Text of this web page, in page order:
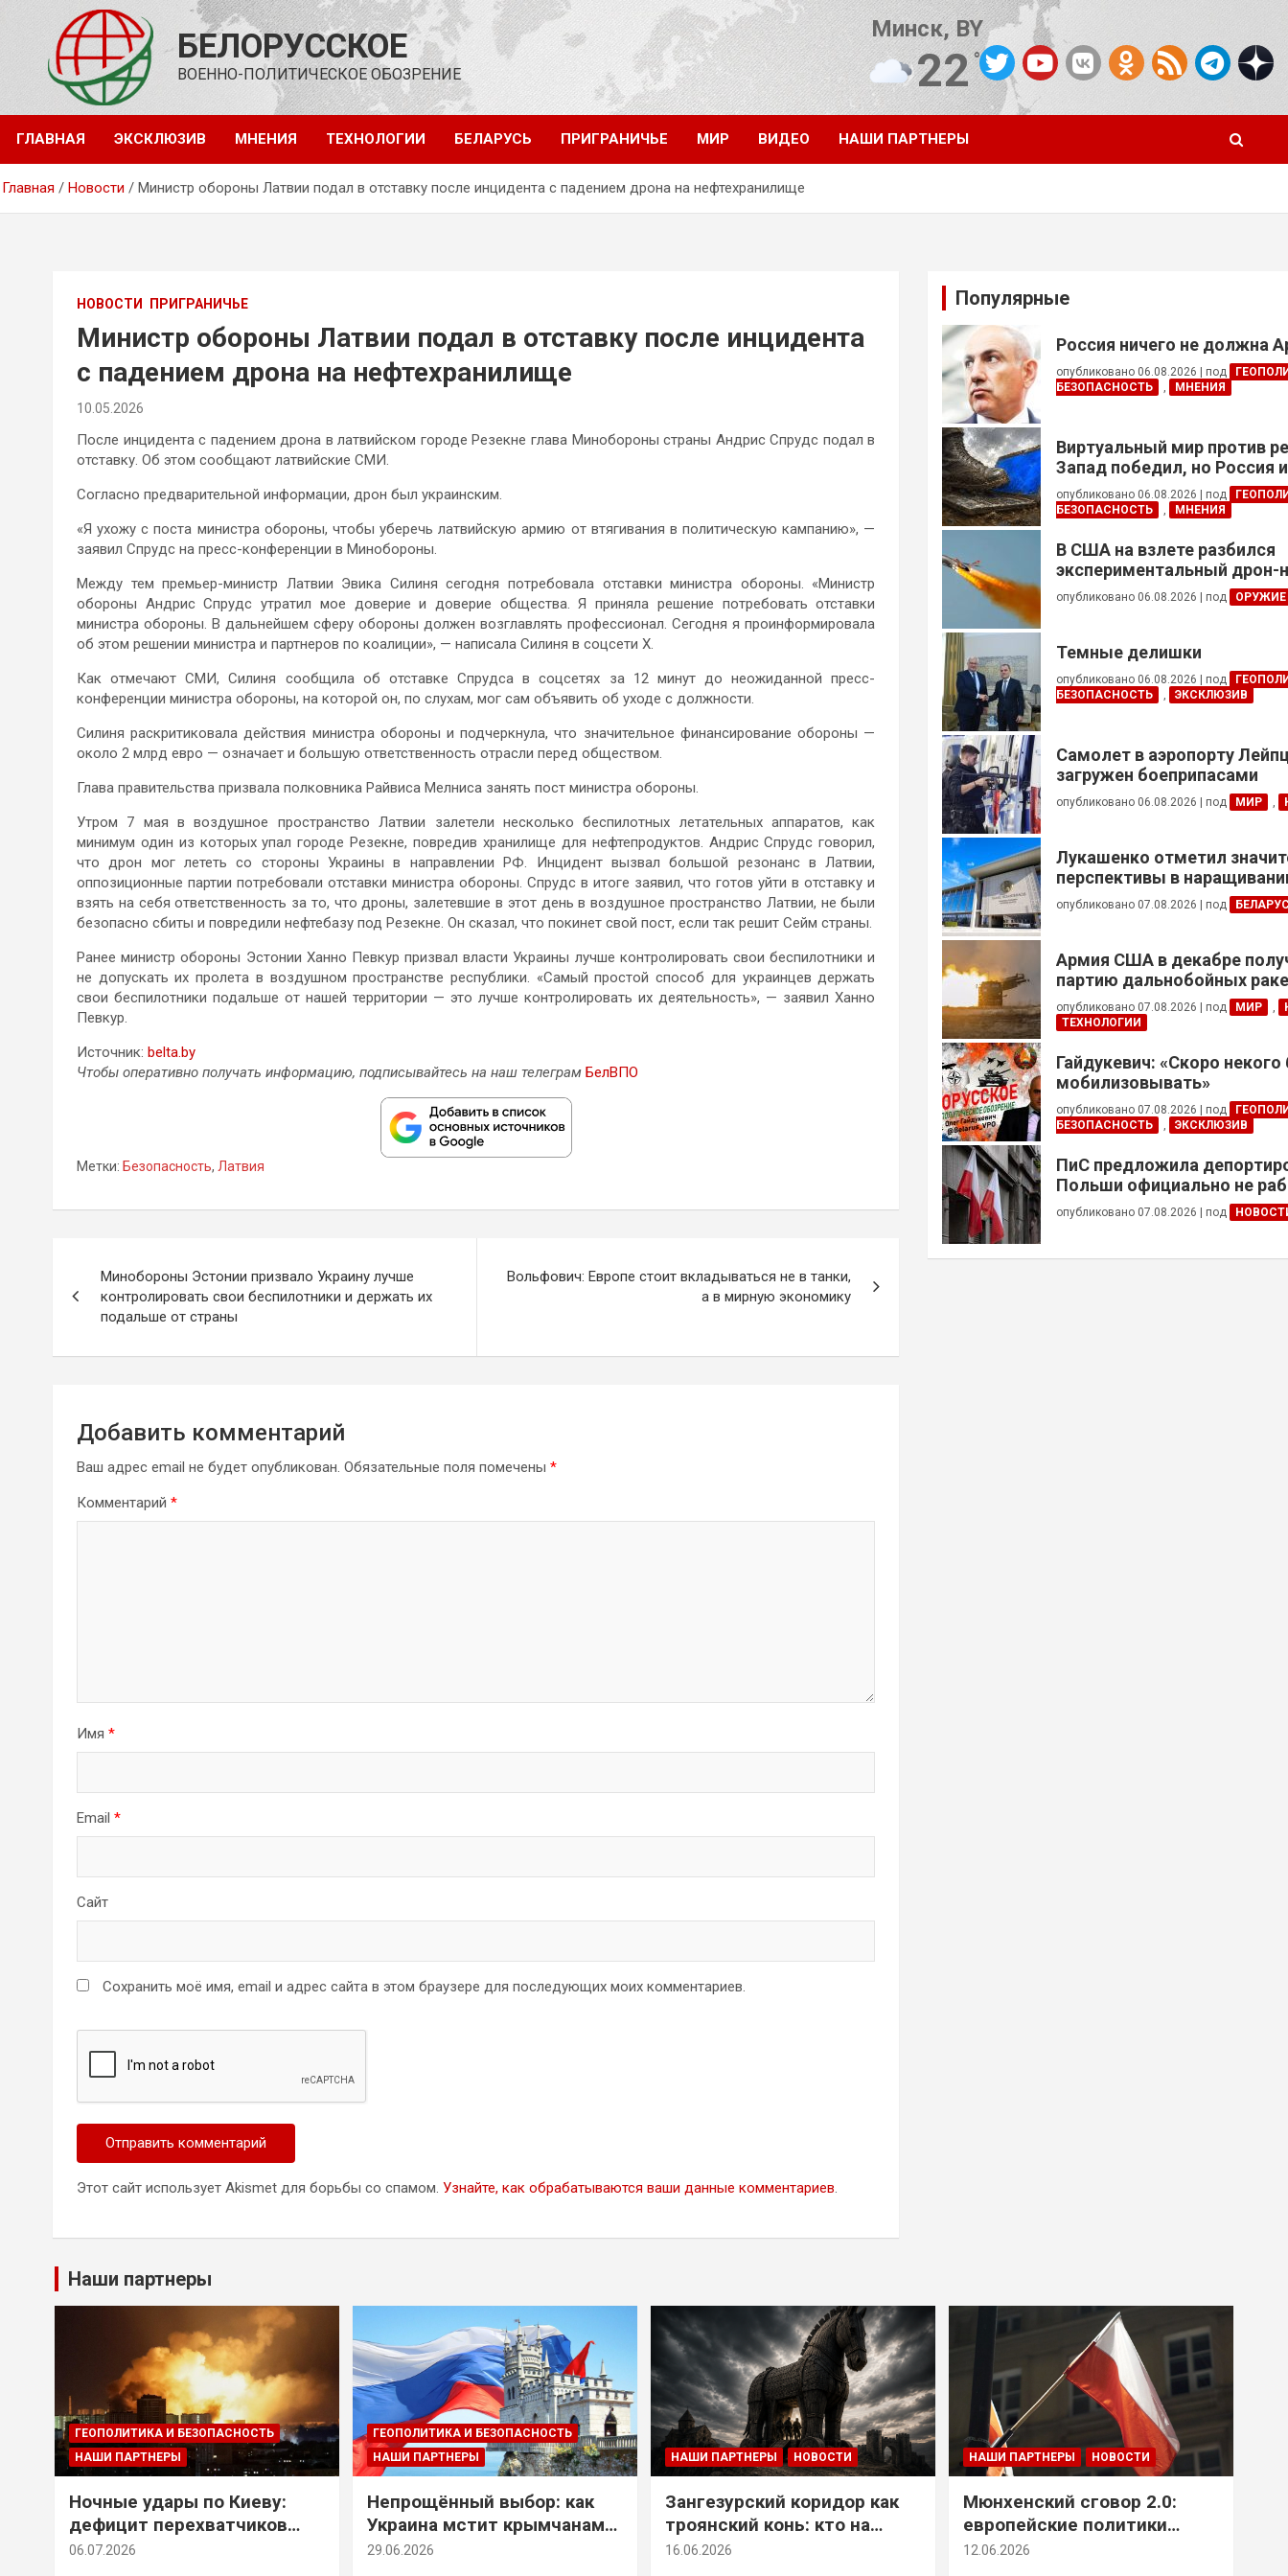
содержимому
БЕЛОРУССКОЕ
ВОЕННО-ПОЛИТИЧЕСКОЕ ОБОЗРЕНИЕ
Минск, BY
22°C
Погода от OpenWeatherMap
ГЛАВНАЯ ЭКСКЛЮЗИВ МНЕНИЯ ТЕХНОЛОГИИ БЕЛАРУСЬ ПРИГРАНИЧЬЕ МИР ВИДЕО НАШИ ПАРТНЕРЫ
Главная Новости Министр обороны Латвии подал в отставку после инцидента с падением дрона на нефтехранилище
НОВОСТИ ПРИГРАНИЧЬЕ
Министр обороны Латвии подал в отставку после инцидента
с падением дрона на нефтехранилище
10.05.2026
После инцидента с падением дрона в латвийском городе Резекне глава Минобороны страны Андрис Спрудс подал в
отставку. Об этом сообщают латвийские СМИ.
Согласно предварительной информации, дрон был украинским.
«Я ухожу с поста министра обороны, чтобы уберечь латвийскую армию от втягивания в политическую кампанию», —
заявил Спрудс на пресс-конференции в Минобороны.
Между тем премьер-министр Латвии Эвика Силиня сегодня потребовала отставки министра обороны. «Министр
обороны Андрис Спрудс утратил мое доверие и доверие общества. Я приняла решение потребовать отставки
министра обороны. В дальнейшем сферу обороны должен возглавлять профессионал. Сегодня я проинформировала
об этом решении министра и партнеров по коалиции», — написала Силиня в соцсети X.
Как отмечают СМИ, Силиня сообщила об отставке Спрудса в соцсетях за 12 минут до неожиданной пресс-
конференции министра обороны, на которой он, по слухам, мог сам объявить об уходе с должности.
Силиня раскритиковала действия министра обороны и подчеркнула, что значительное финансирование обороны —
около 2 млрд евро — означает и большую ответственность отрасли перед обществом.
Глава правительства призвала полковника Райвиса Мелниса занять пост министра обороны.
Утром 7 мая в воздушное пространство Латвии залетели несколько беспилотных летательных аппаратов, как
минимум один из которых упал городе Резекне, повредив хранилище для нефтепродуктов. Андрис Спрудс говорил,
что дрон мог лететь со стороны Украины в направлении РФ. Инцидент вызвал большой резонанс в Латвии,
оппозиционные партии потребовали отставки министра обороны. Спрудс в итоге заявил, что готов уйти в отставку и
взять на себя ответственность за то, что дроны, залетевшие в этот день в воздушное пространство Латвии, не были
безопасно сбиты и повредили нефтебазу под Резекне. Он сказал, что покинет свой пост, если так решит Сейм страны.
Ранее министр обороны Эстонии Ханно Певкур призвал власти Украины лучше контролировать свои беспилотники и
не допускать их пролета в воздушном пространстве республики. «Самый простой способ для украинцев держать
свои беспилотники подальше от нашей территории — это лучше контролировать их деятельность», — заявил Ханно
Певкур.
Источник: belta.by
Чтобы оперативно получать информацию, подписывайтесь на наш телеграм БелВПО
Метки: Безопасность, Латвия
по
записям
Минобороны Эстонии призвало Украину лучше
контролировать свои беспилотники и держать их
подальше от страны
Вольфович: Европе стоит вкладываться не в танки,
а в мирную экономику
Добавить комментарий
Ваш адрес email не будет опубликован. Обязательные поля помечены *
Комментарий *
Имя *
Email *
Сайт
Сохранить моё имя, email и адрес сайта в этом браузере для последующих моих комментариев.
Этот сайт использует Akismet для борьбы со спамом. Узнайте, как обрабатываются ваши данные комментариев.
Популярные
Россия ничего не должна
опубликовано 06.08.2026 под
БЕЗОПАСНОСТЬ
, МНЕНИЯ
Виртуальный мир против
Запад победил, но Россия
опубликовано 06.08.2026 под
БЕЗОПАСНОСТЬ
, МНЕНИЯ
В США на взлете разбился
экспериментальный дрон-
опубликовано 06.08.2026 под ОРУЖИЕ
Темные делишки
опубликовано 06.08.2026 под
БЕЗОПАСНОСТЬ
, ЭКСКЛЮЗИВ
Самолет в аэропорту
загружен боеприпасами
опубликовано 06.08.2026 под МИР ,
Лукашенко отметил
перспективы в
реализации проектов с
опубликовано 07.08.2026 под
Армия США в декабре
партию дальнобойных
примененных против Ирана
опубликовано 07.08.2026 под МИР ,
ТЕХНОЛОГИИ
Гайдукевич: «Скоро некого
мобилизовывать»
опубликовано 07.08.2026 под
БЕЗОПАСНОСТЬ
, ЭКСКЛЮЗИВ
ПиС предложила
Польши официально не
украинцев призывного
опубликовано 07.08.2026 под
Наши партнеры
ГЕОПОЛИТИКА И БЕЗОПАСНОСТЬ
НАШИ ПАРТНЕРЫ
Ночные удары по Киеву:
дефицит перехватчиков
Patriot и оборонительные
06.07.2026
ГЕОПОЛИТИКА И БЕЗОПАСНОСТЬ
НАШИ ПАРТНЕРЫ
Непрощённый выбор: как
Украина мстит крымчанам
за их историческое решение
29.06.2026
НАШИ ПАРТНЕРЫ НОВОСТИ
Зангезурский коридор как
троянский конь: кто на
самом деле осваивает юг
16.06.2026
НАШИ ПАРТНЕРЫ НОВОСТИ
Мюнхенский сговор 2.0:
европейские политики
снова растят монстра у
12.06.2026